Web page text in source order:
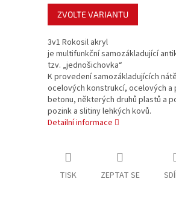
Měrná
cena:
ZVOLTE VARIANTU
3v1 Rokosil akryl
je multifunkční samozákladující
tzv. „jednošichovka“
K provedení samozákladujících
ocelových konstrukcí, ocelových a
betonu, některých druhů plastů a
pozink a slitiny lehkých kovů.
Detailní informace
TISK ZEPTAT SE